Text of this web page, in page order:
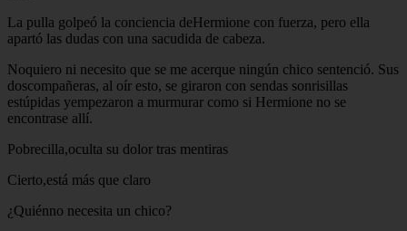
La pulla golpeó la conciencia deHermione con fuerza, pero ella
apartó las dudas con una sacudida de cabeza.
Noquiero ni necesito que se me acerque ningún chico sentenció. Sus
doscompañeras, al oír esto, se giraron con sendas sonrisillas
estúpidas yempezaron a murmurar como si Hermione no se
encontrase allí.
Pobrecilla,oculta su dolor tras mentiras
Cierto,está más que claro
¿Quiénno necesita un chico?